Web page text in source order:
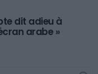
dit adieu à
arabe »